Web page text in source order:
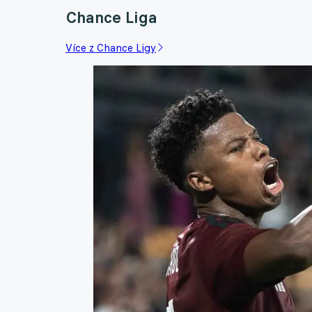
Chance Liga
Více z Chance Ligy